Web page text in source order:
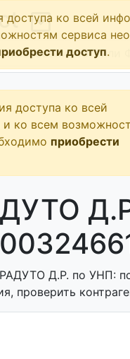
доступа ко всей
сервиса
доступ.
доступа ко всей
ко всем
приобрести
Д.Р. по УНП:
проверить